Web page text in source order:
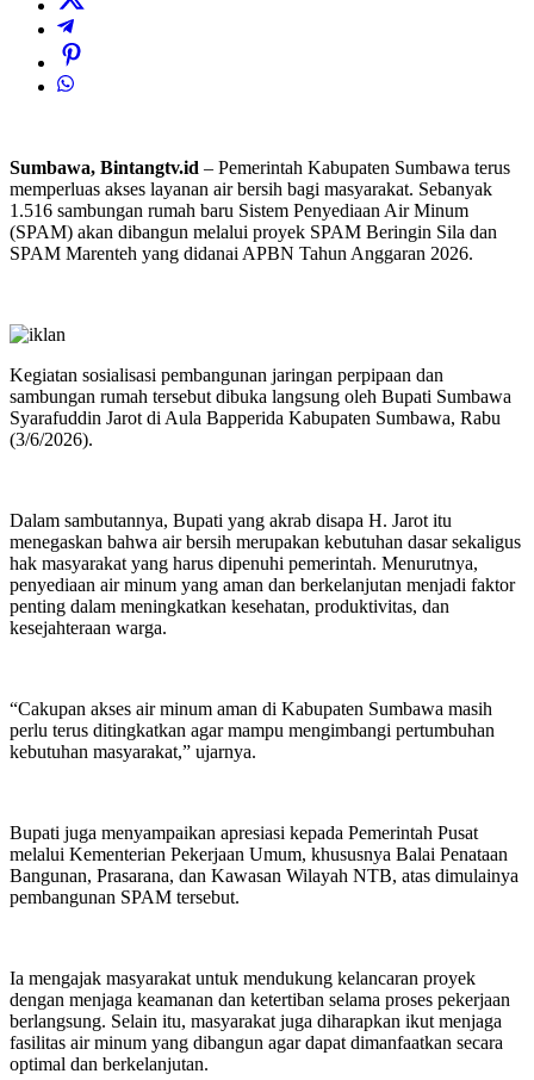
Sumbawa, Bintangtv.id – Pemerintah Kabupaten Sumbawa terus
memperluas akses layanan air bersih bagi masyarakat. Sebanyak
1.516 sambungan rumah baru Sistem Penyediaan Air Minum
(SPAM) akan dibangun melalui proyek SPAM Beringin Sila dan
SPAM Marenteh yang didanai APBN Tahun Anggaran 2026.
Kegiatan sosialisasi pembangunan jaringan perpipaan dan
sambungan rumah tersebut dibuka langsung oleh Bupati Sumbawa
Syarafuddin Jarot di Aula Bapperida Kabupaten Sumbawa, Rabu
(3/6/2026).
Dalam sambutannya, Bupati yang akrab disapa H. Jarot itu
menegaskan bahwa air bersih merupakan kebutuhan dasar sekaligus
hak masyarakat yang harus dipenuhi pemerintah. Menurutnya,
penyediaan air minum yang aman dan berkelanjutan menjadi faktor
penting dalam meningkatkan kesehatan, produktivitas, dan
kesejahteraan warga.
“Cakupan akses air minum aman di Kabupaten Sumbawa masih
perlu terus ditingkatkan agar mampu mengimbangi pertumbuhan
kebutuhan masyarakat,” ujarnya.
Bupati juga menyampaikan apresiasi kepada Pemerintah Pusat
melalui Kementerian Pekerjaan Umum, khususnya Balai Penataan
Bangunan, Prasarana, dan Kawasan Wilayah NTB, atas dimulainya
pembangunan SPAM tersebut.
Ia mengajak masyarakat untuk mendukung kelancaran proyek
dengan menjaga keamanan dan ketertiban selama proses pekerjaan
berlangsung. Selain itu, masyarakat juga diharapkan ikut menjaga
fasilitas air minum yang dibangun agar dapat dimanfaatkan secara
optimal dan berkelanjutan.